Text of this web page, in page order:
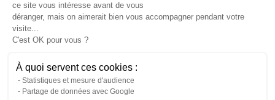
ce site vous intéresse avant de vous
déranger, mais on aimerait bien vous accompagner pendant votre
visite...
C'est OK pour vous ?
À quoi servent ces cookies :
Statistiques et mesure d'audience
Partage de données avec Google
CGV
Mentions légales
Fiche Presse
Recrutement